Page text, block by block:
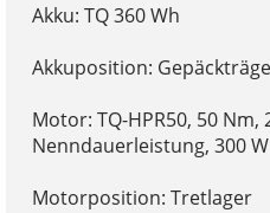
Akku: TQ 360 Wh
Akkuposition:
Motor: TQ-HPR50, 50 Nm,
Nenndauerleistung, 300
Motorposition: Tretlager